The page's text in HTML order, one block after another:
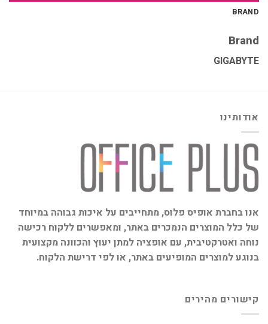
BRAND
Brand
GIGABYTE
אודותינו
אנו בחברת אופיס פלוס, מתחייבים על איכות גבוהה במיוחד
של כלל המוצרים הנמכרים באתר, ומאפשרים ללקוח רכישה
נוחה ואטרקטיבית, עם אופציה למתן יעוץ והכוונה מקצועית
בנוגע למוצרים המופיעים באתר, או לפי דרישת הלקוח.
קישורים מהירים